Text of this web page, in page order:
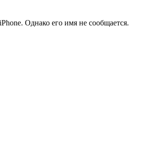
Однако его имя не сообщается.